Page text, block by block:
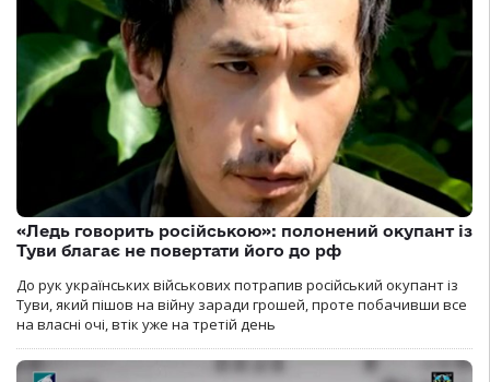
«Ледь говорить російською»: полонений окупант із
Туви благає не повертати його до рф
До рук українських військових потрапив російський окупант із
Туви, який пішов на війну заради грошей, проте побачивши все
на власні очі, втік уже на третій день